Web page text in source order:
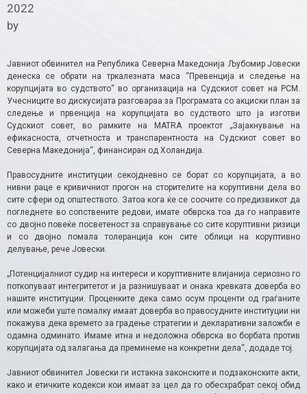
2022
by
Јавниот обвинител на Република Северна Македонија Љубомир Јовески
денеска се обрати на тркалезната маса “Превенција и следење на
корупцијата во судството“ во организација на Судскиот совет на РСМ.
Учесниците во дискусијата разговараа за Програмата со акциски план за
следење и првенција на корупцијата во судството што ја изготви
Судскиот совет, во рамките на MATRA проектот „Зајакнување на
ефикасноста, отчетноста и транспарентноста на Судскиот совет во
Северна Македонија“, финансиран од Холандија.
Правосудните институции секојдневно се борат со корупцијата, а во
нивни раце е кривичниот прогон на сторителите на коруптивни дела во
сите сфери од општеството. Затоа кога ќе се соочите со предизвикот да
погледнете во сопствените редови, имате обврска тоа да го направите
со двојно повеќе посветеност за справување со сите коруптивни ризици
и со двојно помала толеранција кон сите облици на коруптивно
делување, рече Јовески.
„Потенцијалниот судир на интереси и коруптивните влијанија сериозно го
поткопуваат интегритетот и ја разнишуваат и онака кревката доверба во
нашите институции. Проценките дека само осум проценти од граѓаните
или можеби уште помалку имаат доверба во правосудните институции ни
покажува дека времето за градење стратегии и декларативни заложби е
одамна одминато. Имаме итна и недоложна обврска во борбата против
корупцијата од залагања да преминеме на конкретни дела“, додаде тој.
Јавниот обвинител Јовески ги истакна законските и подзаконските акти,
како и етичките кодекси кои имаат за цел да го обесхрабрат секој обид